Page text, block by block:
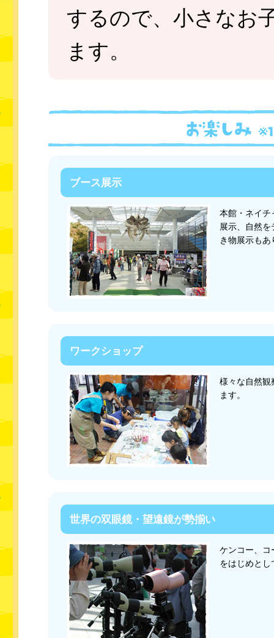
するので、小さなお
ます。
ブース展示
本館・ネイチ
展示、自然
き物展示もあ
ワークショップ
様々な自然観
ます。
世界の双眼鏡・望遠鏡が勢揃い
ケンコー、コ
をはじめとし